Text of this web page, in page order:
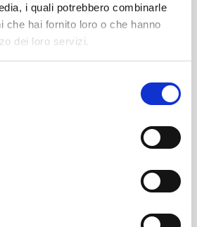
i quali potrebbero combinarle
che hai fornito loro o che hanno
dei loro servizi.
Obituaries